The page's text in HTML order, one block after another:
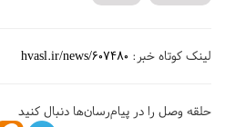
لینک کوتاه خبر: hvasl.ir/news/607480
حلقه وصل را در پیام‌رسان‌ها دنبال کنید